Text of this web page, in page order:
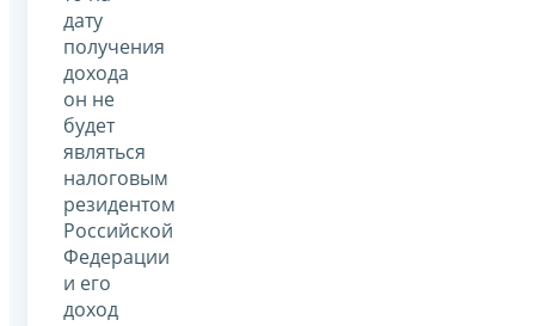
дату
получения
дохода
он не
будет
являться
налоговым
резидентом
Российской
Федерации
и его
доход